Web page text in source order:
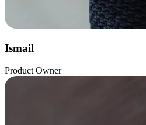
Ismail
Product Owner